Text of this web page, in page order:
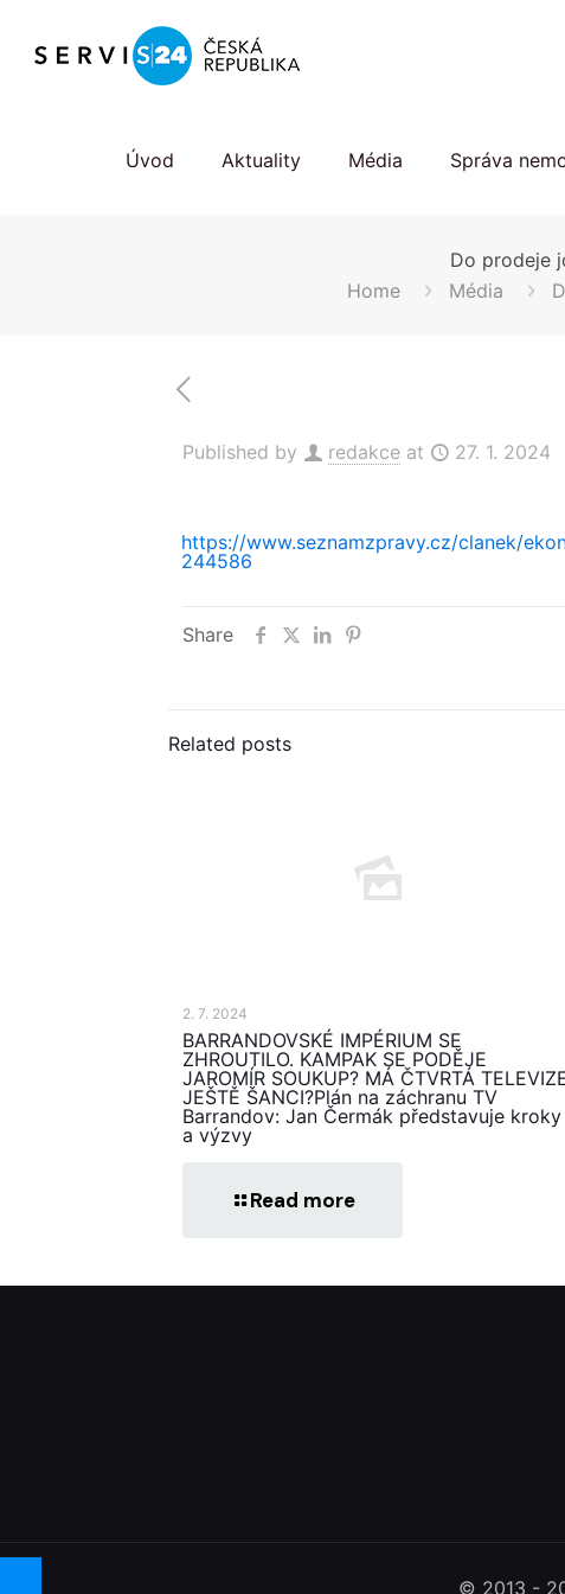
Úvod Aktuality Média Správa
Do prodeje
Home
Média
Published by redakce at 27. 1. 2024
https://www.seznamzpravy.cz/clanek/
244586
Share
Related posts
2. 7. 2024
BARRANDOVSKÉ IMPÉRIUM SE
ZHROUTILO. KAMPAK SE PODĚJE
JAROMÍR SOUKUP? MÁ ČTVRTÁ
JEŠTĚ ŠANCI?Plán na záchranu TV
Barrandov: Jan Čermák představuje kroky
a výzvy
Read more
© 2013 -